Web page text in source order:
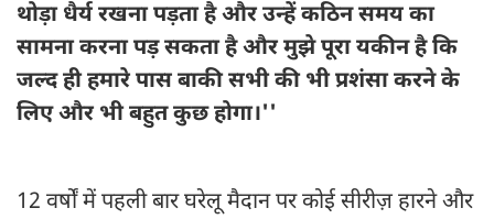
थोड़ा धैर्य रखना पड़ता है और उन्हें कठिन समय का
सामना करना पड़ सकता है और मुझे पूरा यकीन है कि
जल्द ही हमारे पास बाकी सभी की भी प्रशंसा करने के
लिए और भी बहुत कुछ होगा।''
12 वर्षों में पहली बार घरेलू मैदान पर कोई सीरीज़ हारने और